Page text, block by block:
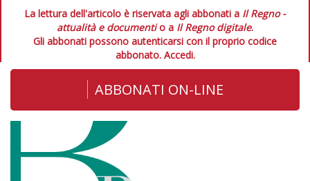
La lettura dell'articolo è riservata agli abbonati a Il Regno -
attualità e documentio a Il Regno digitale.
Gli abbonati possono autenticarsi con il proprio codice
abbonato. Accedi.
ABBONATI ON-LINE